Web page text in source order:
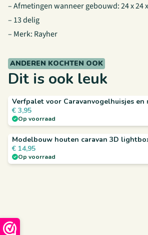
– Afmetingen wanneer gebouwd: 24 x 24
– 13 delig
– Merk: Rayher
ANDEREN KOCHTEN OOK
Dit is ook leuk
Verfpalet voor Caravanvogelhuisjes
Op voorraad
€ 3,95
Modelbouw houten caravan 3D
Op voorraad
€ 14,95